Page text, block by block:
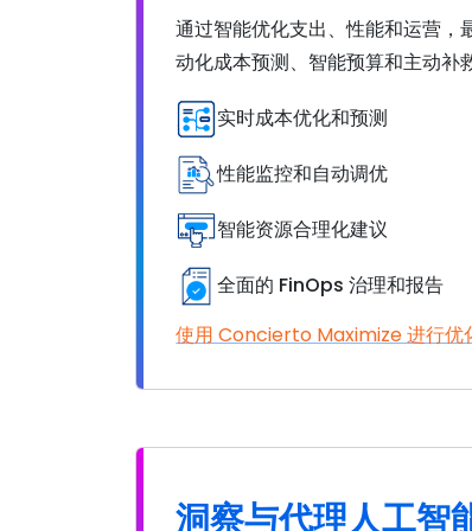
通过智能优化支出、性能和运营，
动化成本预测、智能预算和主动补
实时成本优化和预测
性能监控和自动调优
智能资源合理化建议
全面的 FinOps 治理和报告
使用 Concierto Maximize 进行优
洞察与代理人工智